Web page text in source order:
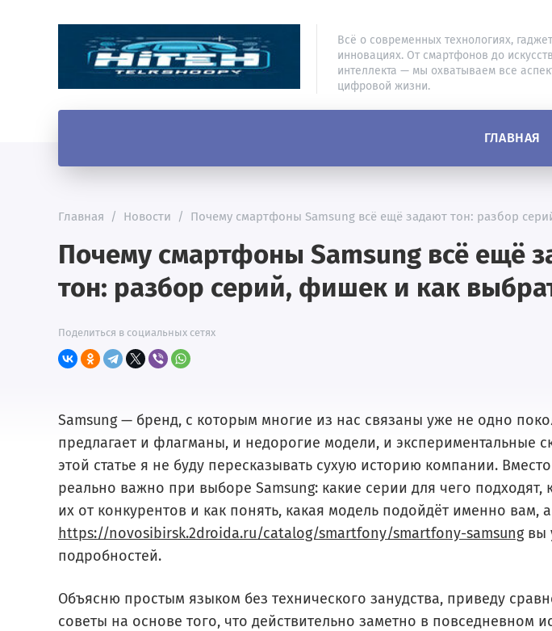
Всё о современных технологиях,
инновациях. От смартфонов до
интеллекта — мы охватываем все
цифровой жизни.
ГЛАВНАЯ
Главная / Новости / Почему смартфоны Samsung всё ещё задают тон: разбор
Почему смартфоны Samsung всё ещё
тон: разбор серий, фишек и как
Поделиться в социальных сетях
Samsung — бренд, с которым многие из нас связаны уже не одно
предлагает и флагманы, и недорогие модели, и экспериментальные
этой статье я не буду пересказывать сухую историю компании.
реально важно при выборе Samsung: какие серии для чего
их от конкурентов и как понять, какая модель подойдёт именно вам,
https://novosibirsk.2droida.ru/catalog/smartfony/smartfony-samsungвы
подробностей.
Объясню простым языком без технического занудства, приведу
советы на основе того, что действительно заметно в повседневном